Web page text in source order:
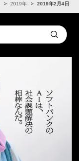
2019年 2019年2月4日
Submit